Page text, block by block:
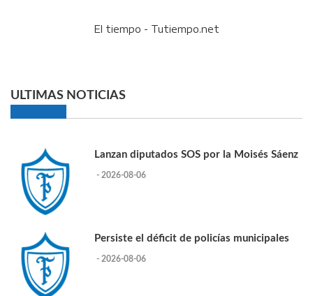
El tiempo - Tutiempo.net
ULTIMAS NOTICIAS
Lanzan diputados SOS por la Moisés Sáenz
- 2026-08-06
Persiste el déficit de policías municipales
- 2026-08-06